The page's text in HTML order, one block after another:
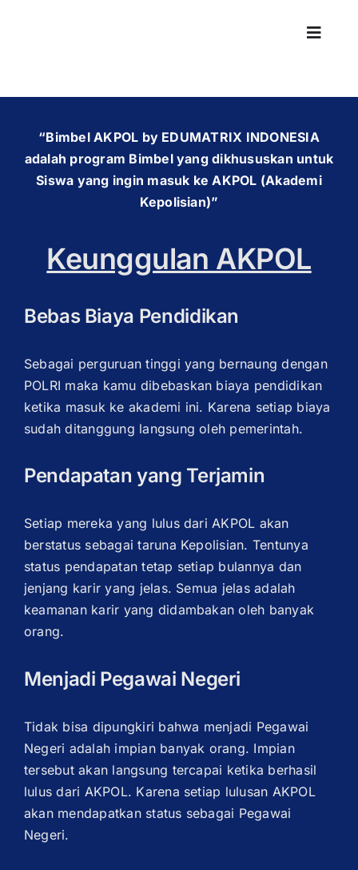
Toggle
“Bimbel AKPOL by EDUMATRIX INDONESIA
adalah program Bimbel yang dikhususkan untuk
Siswa yang ingin masuk ke AKPOL (Akademi
Kepolisian)”
Keunggulan AKPOL
Bebas Biaya Pendidikan
Sebagai perguruan tinggi yang bernaung dengan
POLRI maka kamu dibebaskan biaya pendidikan
ketika masuk ke akademi ini. Karena setiap biaya
sudah ditanggung langsung oleh pemerintah.
Pendapatan yang Terjamin
Setiap mereka yang lulus dari AKPOL akan
berstatus sebagai taruna Kepolisian. Tentunya
status pendapatan tetap setiap bulannya dan
jenjang karir yang jelas. Semua jelas adalah
keamanan karir yang didambakan oleh banyak
orang.
Menjadi Pegawai Negeri
Tidak bisa dipungkiri bahwa menjadi Pegawai
Negeri adalah impian banyak orang. Impian
tersebut akan langsung tercapai ketika berhasil
lulus dari AKPOL. Karena setiap lulusan AKPOL
akan mendapatkan status sebagai Pegawai
Negeri.